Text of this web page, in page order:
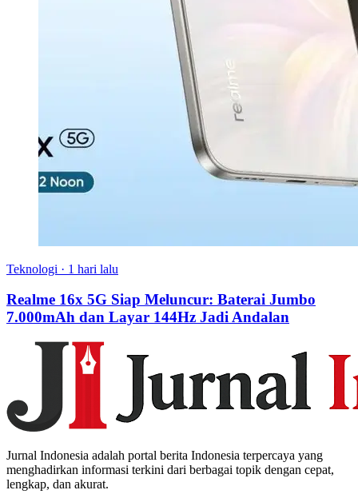
Teknologi · 1 hari lalu
Realme 16x 5G Siap Meluncur: Baterai Jumbo
7.000mAh dan Layar 144Hz Jadi Andalan
Jurnal Indonesia adalah portal berita Indonesia terpercaya yang
menghadirkan informasi terkini dari berbagai topik dengan cepat,
lengkap, dan akurat.